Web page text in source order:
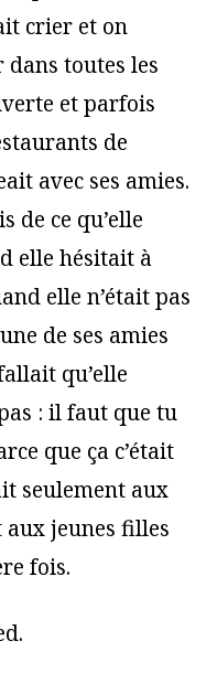
crier et on
toutes les
et parfois
de
avec ses amies.
de ce qu’elle
elle hésitait à
elle n’était pas
de ses amies
qu’elle
: il faut que tu
que ça c’était
seulement aux
jeunes filles
fois.